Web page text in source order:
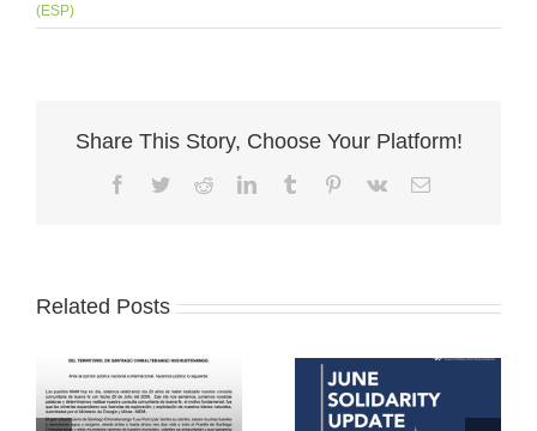
(ESP)
Share This Story, Choose Your Platform!
Facebook
TwitterRedditLinkedInTumblr Pinterest
Vk Email
Related Posts